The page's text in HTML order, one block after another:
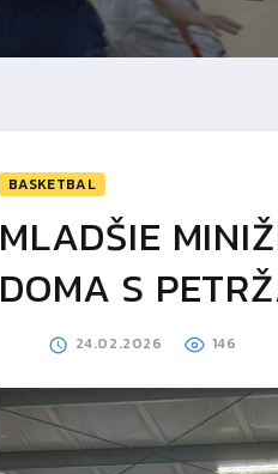
BASKETBAL
MLADŠIE
DOMA S
24.02.2026 146